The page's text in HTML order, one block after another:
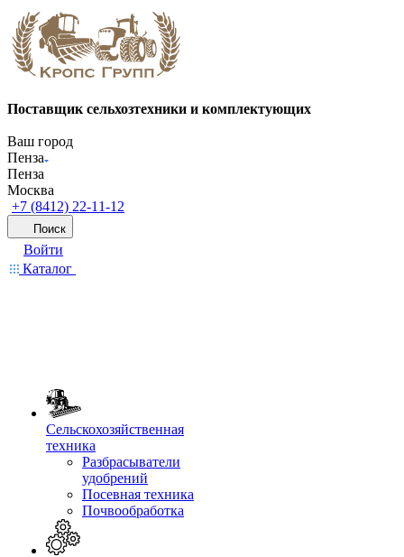
Поставщик сельхозтехники и комплектующих
Ваш город
Пенза
Пенза
Москва
+7 (8412) 22-11-12
Поиск
Войти
Каталог
Сельскохозяйственная
техника
Разбрасыватели
удобрений
Посевная техника
Почвообработка